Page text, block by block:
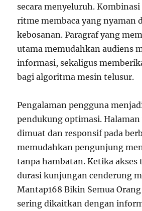
secara menyeluruh.
ritme membaca yang nyaman
kebosanan. Paragraf yang
utama memudahkan audiens
informasi, sekaligus
bagi algoritma mesin telusur.
Pengalaman pengguna
pendukung optimasi. Halaman
dimuat dan responsif pada
memudahkan pengunjung
tanpa hambatan. Ketika akses
durasi kunjungan cenderung
Mantap168 Bikin Semua
sering dikaitkan dengan